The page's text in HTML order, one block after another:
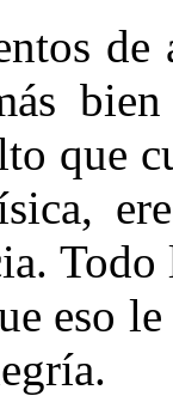
de
que
eso